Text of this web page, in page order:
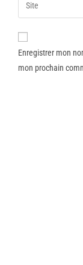
Enregistrer mon
mon prochain